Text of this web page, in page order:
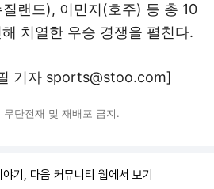
랜드), 이민지(호주) 등 총 10
치열한 우승 경쟁을 펼친다.
기자 sports@stoo.com]
단전재 및 재배포 금지.
기, 다음 커뮤니티 웹에서 보기